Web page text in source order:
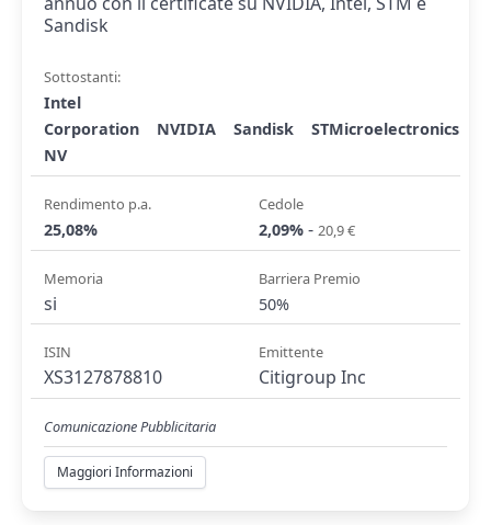
Sandisk
Sottostanti:
Intel
Corporation
NVIDIA Sandisk
STMicroelectronics
NV
Rendimento p.a.
25,08%
Cedole
2,09% - 20,9 €
Memoria
si
Barriera Premio
50%
ISIN
XS3127878810
Emittente
Citigroup Inc
Comunicazione Pubblicitaria
Maggiori Informazioni